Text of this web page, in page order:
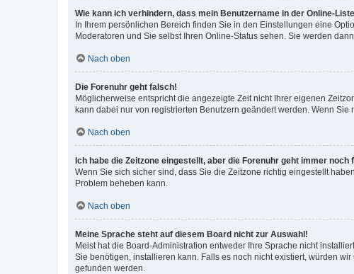
Wie kann ich verhindern, dass mein Benutzername in der Online-
In Ihrem persönlichen Bereich finden Sie in den Einstellungen eine
Moderatoren und Sie selbst Ihren Online-Status sehen. Sie werden
Nach oben
Die Forenuhr geht falsch!
Möglicherweise entspricht die angezeigte Zeit nicht Ihrer eigenen
kann dabei nur von registrierten Benutzern geändert werden. Wenn Sie
Nach oben
Ich habe die Zeitzone eingestellt, aber die Forenuhr geht immer noch
Wenn Sie sich sicher sind, dass Sie die Zeitzone richtig eingestellt
Problem beheben kann.
Nach oben
Meine Sprache steht auf diesem Board nicht zur Auswahl!
Meist hat die Board-Administration entweder Ihre Sprache nicht
Sie benötigen, installieren kann. Falls es noch nicht existiert, würden
gefunden werden.